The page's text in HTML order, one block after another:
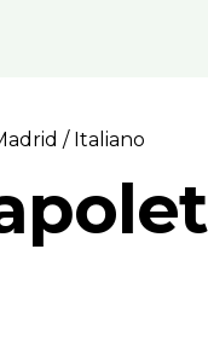
/ Italiano